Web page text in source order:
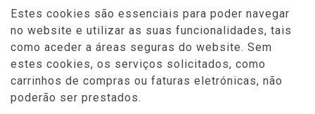
Estes cookies são essenciais para poder navegar
no website e utilizar as suas funcionalidades, tais
como aceder a áreas seguras do website. Sem
estes cookies, os serviços solicitados, como
carrinhos de compras ou faturas eletrónicas, não
poderão ser prestados.